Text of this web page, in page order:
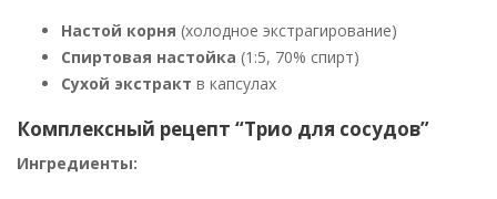
Настой корня (холодное экстрагирование)
Спиртовая настойка (1:5, 70% спирт)
Сухой экстракт в капсулах
Комплексный рецепт “Трио для сосудов”
Ингредиенты: